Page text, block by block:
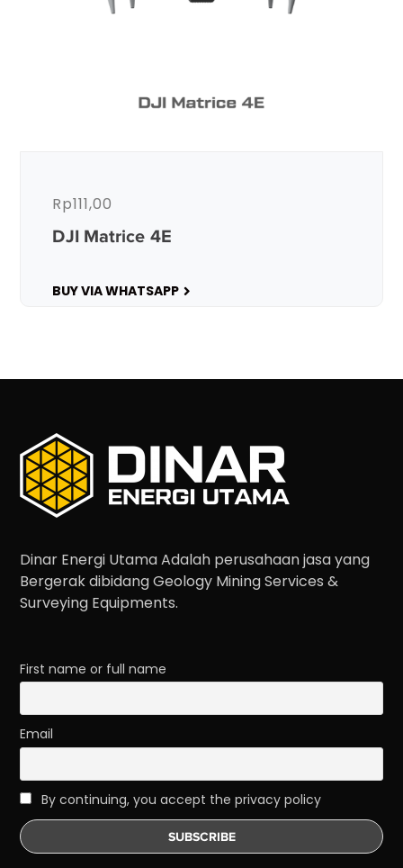
DJI Matrice 4E
Rp111,00
BUY VIA WHATSAPP
Dinar Energi Utama Adalah perusahaan jasa yang
Bergerak dibidang Geology Mining Services &
Surveying Equipments.
First name or full name
Email
By continuing, you accept the privacy policy